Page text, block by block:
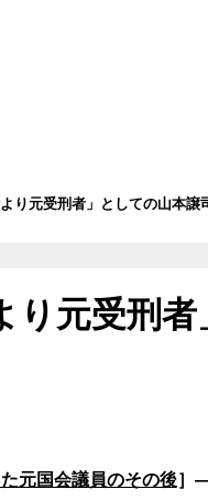
より元受刑者」としての山本譲
り元受刑
元国会議員のその後］